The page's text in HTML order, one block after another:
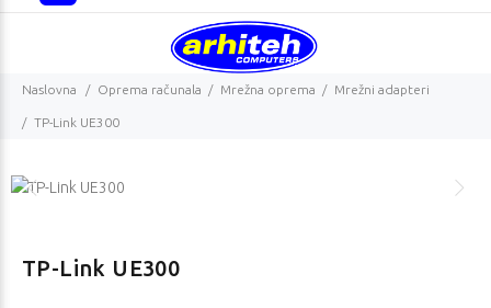
Naslovna Oprema računala Mrežna oprema Mrežni adapteri
TP-Link UE300
TP-Link UE300